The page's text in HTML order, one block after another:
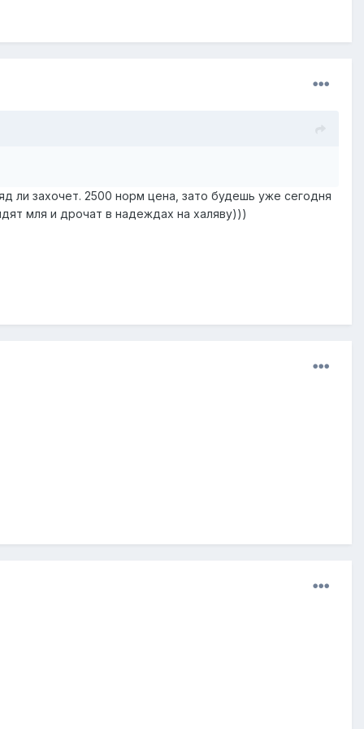
ли захочет. 2500 норм цена, зато будешь уже сегодня
мля и дрочат в надеждах на халяву)))